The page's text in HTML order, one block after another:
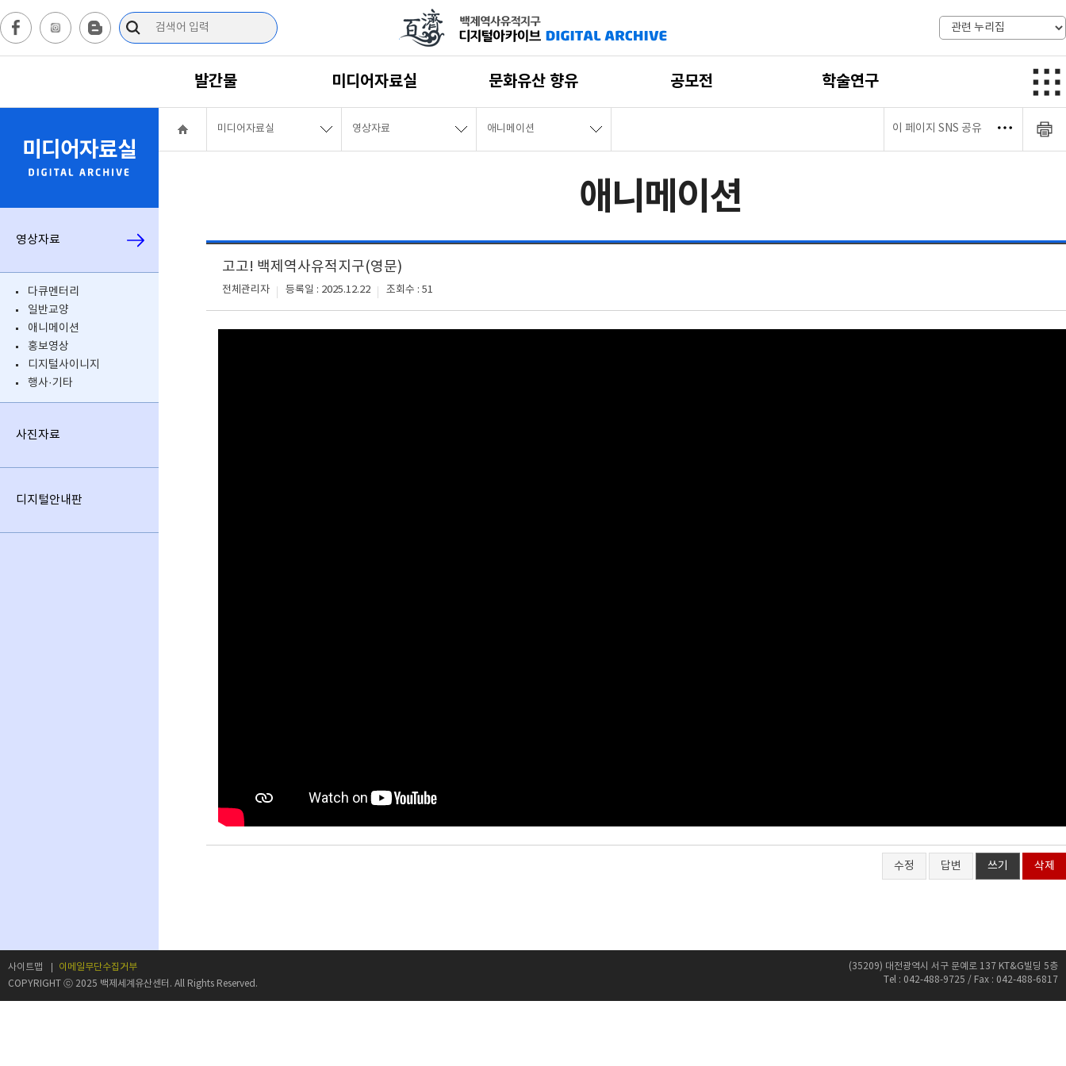
발간물 미디어자료실 문화유산 향유 공모전 학술연구
미디어자료실
영상자료
다큐멘터리
일반교양
애니메이션
홍보영상
디지털사이니지
행사·기타
사진자료
디지털안내판
미디어자료실 영상자료 애니메이션 이 페이지 SNS 공유
애니메이션
고고! 백제역사유적지구(영문)
전체관리자 등록일 : 2025.12.22 조회수 : 51
수정 답변 쓰기 삭제
사이트맵
이메일무단수집거부
COPYRIGHT ⓒ 2025 백제세계유산센터. All Rights Reserved.
(35209) 대전광역시 서구 문예로 137 KT&G빌딩 5층
Tel : 042-488-9725 / Fax : 042-488-6817